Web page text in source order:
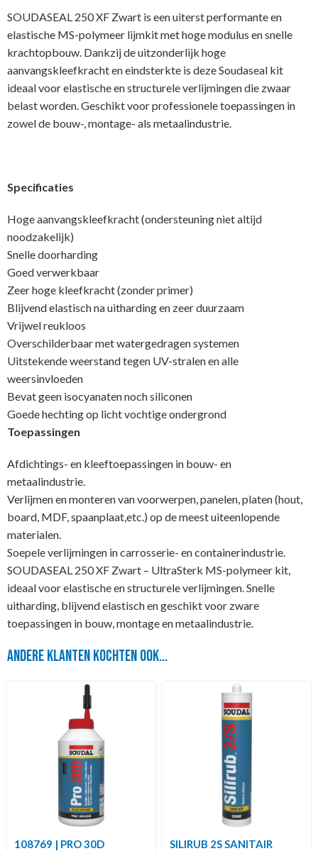
SOUDASEAL 250 XF Zwart is een uiterst performante en
elastische MS-polymeer lijmkit met hoge modulus en snelle
krachtopbouw. Dankzij de uitzonderlijk hoge
aanvangskleefkracht en eindsterkte is deze Soudaseal kit
ideaal voor elastische en structurele verlijmingen die zwaar
belast worden. Geschikt voor professionele toepassingen in
zowel de bouw-, montage- als metaalindustrie.
Specificaties
Hoge aanvangskleefkracht (ondersteuning niet altijd
noodzakelijk)
Snelle doorharding
Goed verwerkbaar
Zeer hoge kleefkracht (zonder primer)
Blijvend elastisch na uitharding en zeer duurzaam
Vrijwel reukloos
Overschilderbaar met watergedragen systemen
Uitstekende weerstand tegen UV-stralen en alle
weersinvloeden
Bevat geen isocyanaten noch siliconen
Goede hechting op licht vochtige ondergrond
Toepassingen
Afdichtings- en kleeftoepassingen in bouw- en
metaalindustrie.
Verlijmen en monteren van voorwerpen, panelen, platen (hout,
board, MDF, spaanplaat,etc.) op de meest uiteenlopende
materialen.
Soepele verlijmingen in carrosserie- en containerindustrie.
SOUDASEAL 250 XF Zwart – UltraSterk MS-polymeer kit,
ideaal voor elastische en structurele verlijmingen. Snelle
uitharding, blijvend elastisch en geschikt voor zware
toepassingen in bouw, montage en metaalindustrie.
Andere klanten kochten ook...
108769 | PRO 30D
SILIRUB 2S SANITAIR